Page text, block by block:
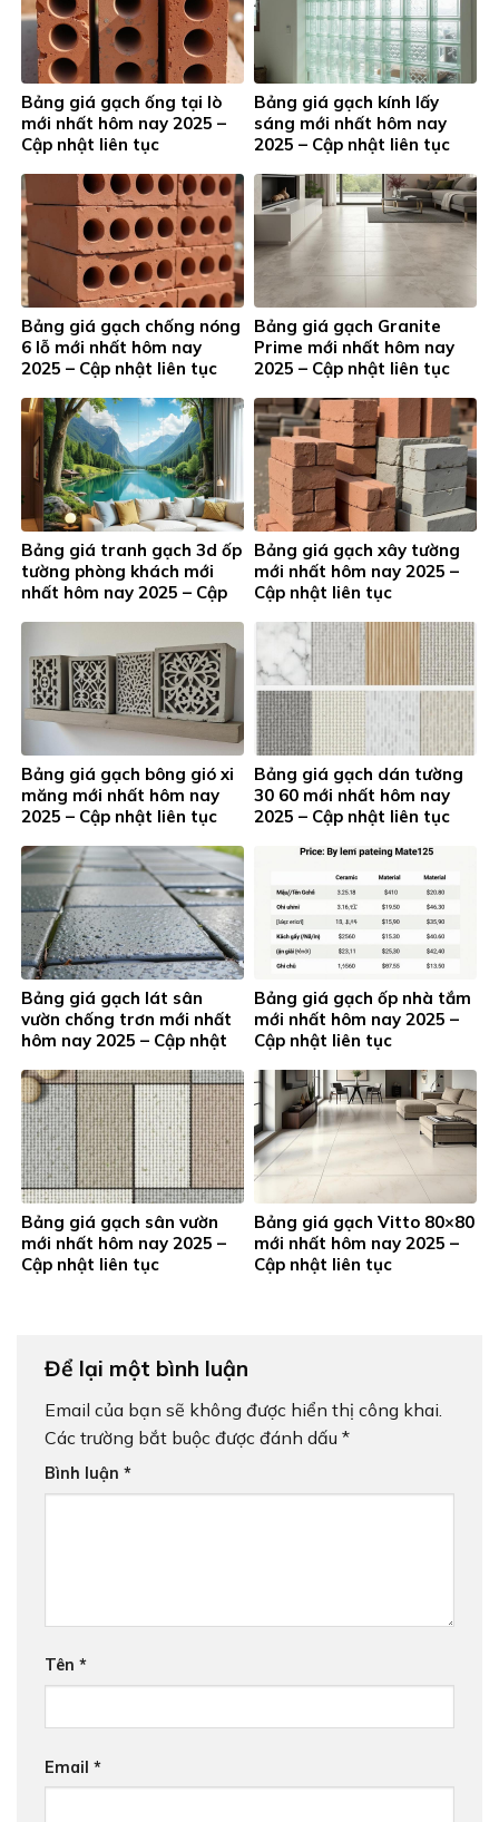
Bảng giá gạch ống tại lò
mới nhất hôm nay 2025 –
Cập nhật liên tục
Bảng giá gạch kính lấy
sáng mới nhất hôm nay
2025 – Cập nhật liên tục
Bảng giá gạch chống nóng
6 lỗ mới nhất hôm nay
2025 – Cập nhật liên tục
Bảng giá gạch Granite
Prime mới nhất hôm nay
2025 – Cập nhật liên tục
Bảng giá tranh gạch 3d ốp
tường phòng khách mới
nhất hôm nay 2025 – Cập
Bảng giá gạch xây tường
mới nhất hôm nay 2025 –
Cập nhật liên tục
Bảng giá gạch bông gió xi
măng mới nhất hôm nay
2025 – Cập nhật liên tục
Bảng giá gạch dán tường
30 60 mới nhất hôm nay
2025 – Cập nhật liên tục
Bảng giá gạch lát sân
vườn chống trơn mới nhất
hôm nay 2025 – Cập nhật
Bảng giá gạch ốp nhà tắm
mới nhất hôm nay 2025 –
Cập nhật liên tục
Bảng giá gạch sân vườn
mới nhất hôm nay 2025 –
Cập nhật liên tục
Bảng giá gạch Vitto 80×80
mới nhất hôm nay 2025 –
Cập nhật liên tục
Để lại một bình luận
Email của bạn sẽ không được hiển thị công khai.
Các trường bắt buộc được đánh dấu *
Bình luận *
Tên *
Email *